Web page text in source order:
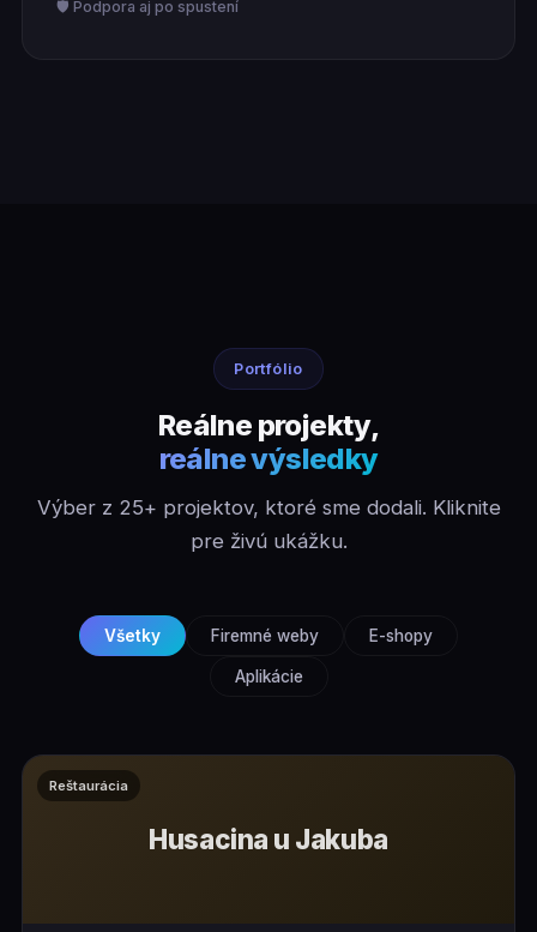
🛡️ Podpora aj po spustení
Portfólio
Reálne projekty,
reálne výsledky
Výber z 25+ projektov, ktoré sme dodali. Kliknite
pre živú ukážku.
Všetky Firemné weby E-shopy
Aplikácie
Reštaurácia
Husacina u Jakuba